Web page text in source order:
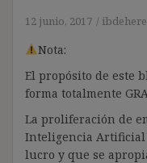
12 junio, 2017 ibdehere
Nota:
El propósito de este
forma totalmente
La proliferación de
Inteligencia Artificial
lucro y que se